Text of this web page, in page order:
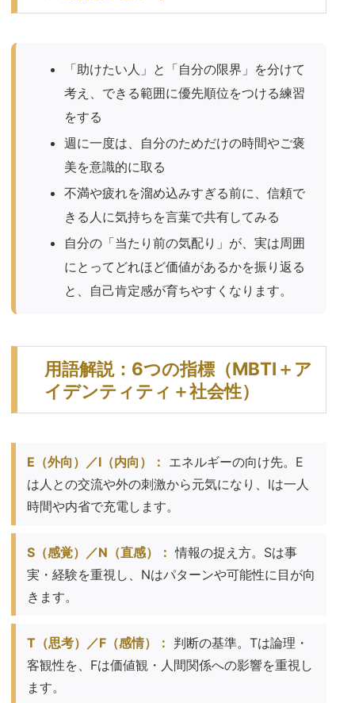
「助けたい人」と「自分の限界」を分けて
考え、できる範囲に優先順位をつける練習
をする
週に一度は、自分のためだけの時間やご褒
美を意識的に取る
不満や疲れを溜め込みすぎる前に、信頼で
きる人に気持ちを言葉で共有してみる
自分の「当たり前の気配り」が、実は周囲
にとってどれほど価値があるかを振り返る
と、自己肯定感が育ちやすくなります。
用語解説：6つの指標（MBTI＋ア
イデンティティ＋社会性）
E（外向）／I（内向）： エネルギーの向け先。E
は人との交流や外の刺激から元気になり、Iは一人
時間や内省で充電します。
S（感覚）／N（直感）： 情報の捉え方。Sは事
実・経験を重視し、Nはパターンや可能性に目が向
きます。
T（思考）／F（感情）： 判断の基準。Tは論理・
客観性を、Fは価値観・人間関係への影響を重視し
ます。